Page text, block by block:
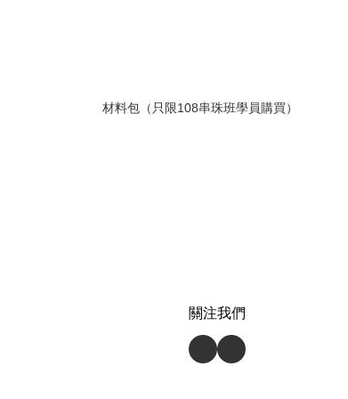
材料包（只限108串珠班學員購買）
關注我們